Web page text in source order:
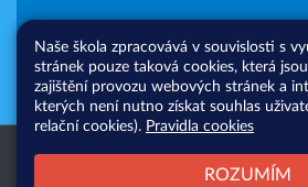
Všechna práva vyhrazena. Copyright
|Přihlásit|
Naše škola zpracovává v souvislosti s
stránek pouze taková cookies, která
zajištění provozu webových stránek a
kterých není nutno získat souhlas
relační cookies). Pravidla cookies
ROZUMÍM